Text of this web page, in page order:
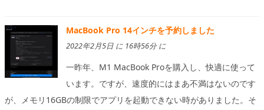
MacBook Pro 14インチを予約しました
2022年2月5日 に 16時56分 に
一昨年、M1 MacBook Proを購入し、快適に使って
います。ですが、速度的にはまあ不満はないのです
が、メモリ16GBの制限でアプリを起動できない時がありました。そ